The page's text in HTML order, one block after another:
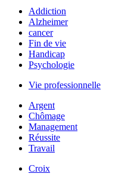
Addiction
Alzheimer
cancer
Fin de vie
Handicap
Psychologie
Vie professionnelle
Argent
Chômage
Management
Réussite
Travail
Croix